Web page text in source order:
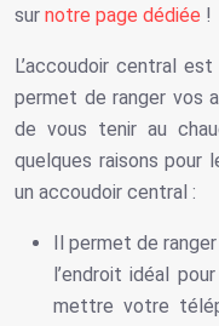
sur notre page dédiée !
L’accoudoir central
permet de ranger vos
de vous tenir au
quelques raisons pour
un accoudoir central :
Il permet de
l’endroit idéal
mettre votre